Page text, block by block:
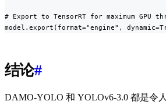
# Export to TensorRT for maximum GPU
model.export(format="engine",
结论#
DAMO-YOLO 和 YOLOv6-3.0 都是令